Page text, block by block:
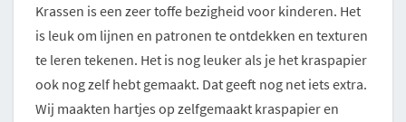
Krassen is een zeer toffe bezigheid voor kinderen. Het
is leuk om lijnen en patronen te ontdekken en texturen
te leren tekenen. Het is nog leuker als je het kraspapier
ook nog zelf hebt gemaakt. Dat geeft nog net iets extra.
Wij maakten hartjes op zelfgemaakt kraspapier en